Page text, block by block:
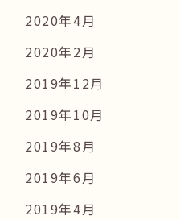
2020年4月
2020年2月
2019年12月
2019年10月
2019年8月
2019年6月
2019年4月